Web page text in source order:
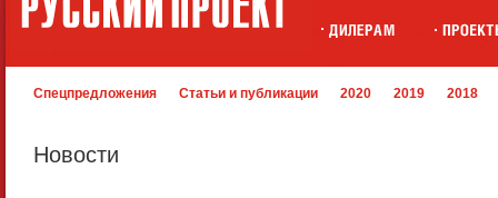
Спецпредложения Статьи и публикации 2020 2019 2018
Новости